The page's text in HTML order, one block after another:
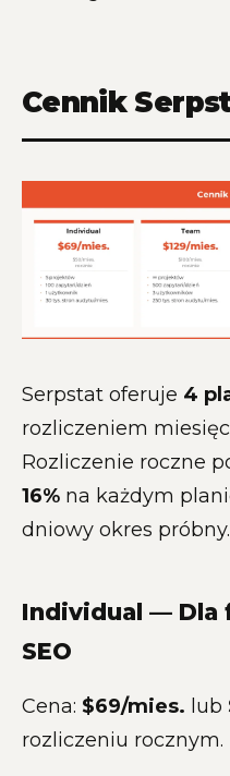
Cennik
Serpstat oferuje 4
rozliczeniem
Rozliczenie roczne
16% na każdym
dniowy okres próbny.
Individual — Dla
SEO
Cena: $69/mies. lub
rozliczeniu rocznym.